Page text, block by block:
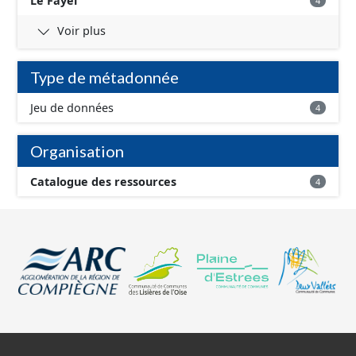
Voir plus
Type de métadonnée
Jeu de données 4
Organisation
Catalogue des ressources 4